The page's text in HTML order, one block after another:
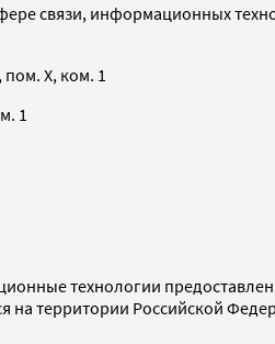
связи, информационных
X, ком. 1
1
технологии
на территории Российской